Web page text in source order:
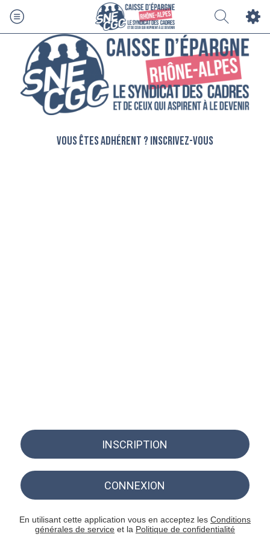
Vous êtes adhérent ? Inscrivez-vous
INSCRIPTION
CONNEXION
En utilisant cette application vous en acceptez les Conditions
générales de service et la Politique de confidentialité